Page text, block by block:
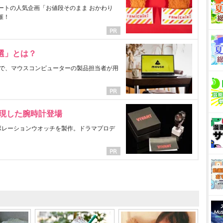
の人気企画「お値段そのまま おかわり
！
」とは？
、マウスコンピューターの製品担当者が用
した腕時計登場
ーションウオッチを製作。ドラマプロデ